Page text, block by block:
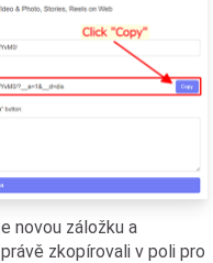
novou záložku a
zkopírovali v poli pro